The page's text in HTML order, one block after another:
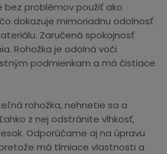
bez problémov použiť ako
dokazuje mimoriadnu odolnosť
Zaručená spokojnosť
Rohožka je odolná voči
podmienkam a má čistiace
rohožka, nehnetie sa a
z nej odstránite vlhkosť,
Odporúčame aj na úpravu
má tlmiace vlastnosti a